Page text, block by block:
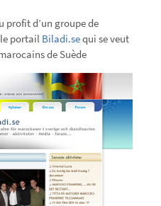
profit d’un groupe de
portail Biladi.sequi se veut
de Suède